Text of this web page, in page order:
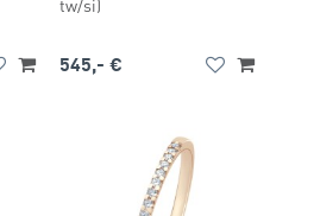
tw/si)
545,- €